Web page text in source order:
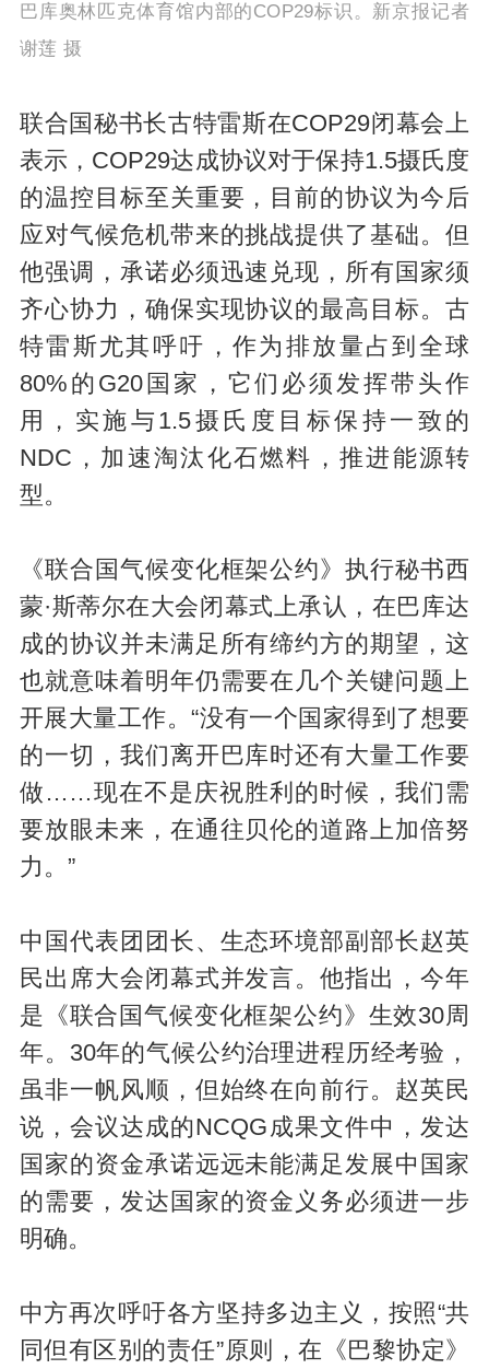
巴库奥林匹克体育馆内部的COP29标识。新京报记者
谢莲 摄
联合国秘书长古特雷斯在COP29闭幕会上
表示，COP29达成协议对于保持1.5摄氏度
的温控目标至关重要，目前的协议为今后
应对气候危机带来的挑战提供了基础。但
他强调，承诺必须迅速兑现，所有国家须
齐心协力，确保实现协议的最高目标。古
特雷斯尤其呼吁，作为排放量占到全球
80%的G20国家，它们必须发挥带头作
用，实施与1.5摄氏度目标保持一致的
NDC，加速淘汰化石燃料，推进能源转
型。
《联合国气候变化框架公约》执行秘书西
蒙·斯蒂尔在大会闭幕式上承认，在巴库达
成的协议并未满足所有缔约方的期望，这
也就意味着明年仍需要在几个关键问题上
开展大量工作。“没有一个国家得到了想要
的一切，我们离开巴库时还有大量工作要
做……现在不是庆祝胜利的时候，我们需
要放眼未来，在通往贝伦的道路上加倍努
力。”
中国代表团团长、生态环境部副部长赵英
民出席大会闭幕式并发言。他指出，今年
是《联合国气候变化框架公约》生效30周
年。30年的气候公约治理进程历经考验，
虽非一帆风顺，但始终在向前行。赵英民
说，会议达成的NCQG成果文件中，发达
国家的资金承诺远远未能满足发展中国家
的需要，发达国家的资金义务必须进一步
明确。
中方再次呼吁各方坚持多边主义，按照“共
同但有区别的责任”原则，在《巴黎协定》